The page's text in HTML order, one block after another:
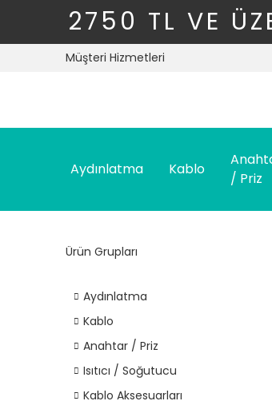
2750 TL VE
Müşteri Hizmetleri
Aydınlatma Kablo
/ Priz
Ürün Grupları
Aydınlatma
Kablo
Anahtar / Priz
Isıtıcı / Soğutucu
Kablo Aksesuarları